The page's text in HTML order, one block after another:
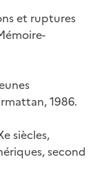
et ruptures
1986.
siècles,
second